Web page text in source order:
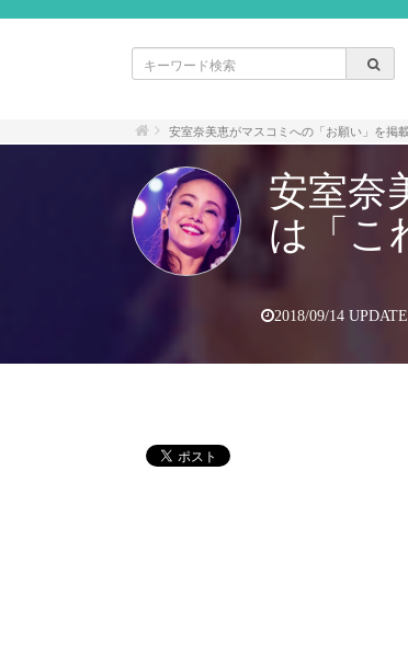
安室奈美恵がマスコミへの「お願い」を掲
安室奈
は「こ
2018/09/14 UPDATE